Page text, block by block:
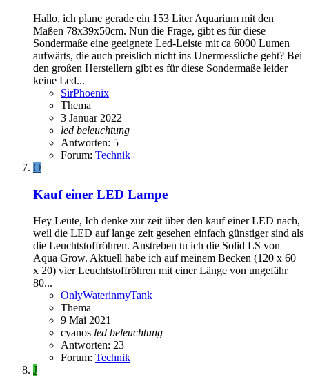
Hallo, ich plane gerade ein 153 Liter Aquarium mit den
Maßen 78x39x50cm. Nun die Frage, gibt es für diese
Sondermaße eine geeignete Led-Leiste mit ca 6000 Lumen
aufwärts, die auch preislich nicht ins Unermessliche geht? Bei
den großen Herstellern gibt es für diese Sondermaße leider
keine Led...
SirPhoenix
Thema
3 Januar 2022
led beleuchtung
Antworten: 5
Forum: Technik
O
Kauf einer LED Lampe
Hey Leute, Ich denke zur zeit über den kauf einer LED nach,
weil die LED auf lange zeit gesehen einfach günstiger sind als
die Leuchtstoffröhren. Anstreben tu ich die Solid LS von
Aqua Grow. Aktuell habe ich auf meinem Becken (120 x 60
x 20) vier Leuchtstoffröhren mit einer Länge von ungefähr
80...
OnlyWaterinmyTank
Thema
9 Mai 2021
cyanos led beleuchtung
Antworten: 23
Forum: Technik
J